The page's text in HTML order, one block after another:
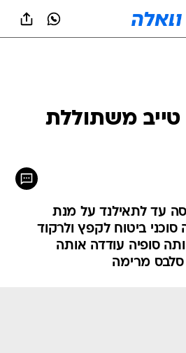
טייב משתוללת
עד לתאילנד על מנת
ביטוח לקפץ ולרקוד
סופיה עודדה אותה
סלבס מרימה